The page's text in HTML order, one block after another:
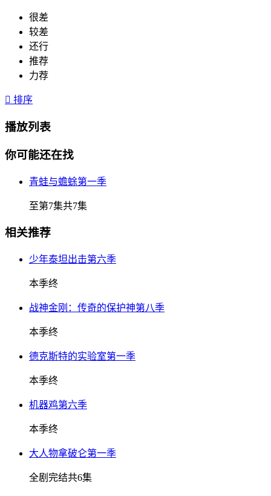
很差
较差
还行
推荐
力荐
 排序
播放列表
你可能还在找
青蛙与蟾蜍第一季
至第7集共7集
相关推荐
少年泰坦出击第六季
本季终
战神金刚：传奇的保护神第八季
本季终
德克斯特的实验室第一季
本季终
机器鸡第六季
本季终
大人物拿破仑第一季
全剧完结共6集